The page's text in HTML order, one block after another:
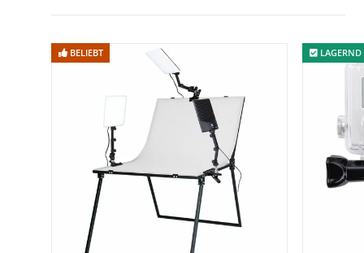
BELIEBT LAGERND